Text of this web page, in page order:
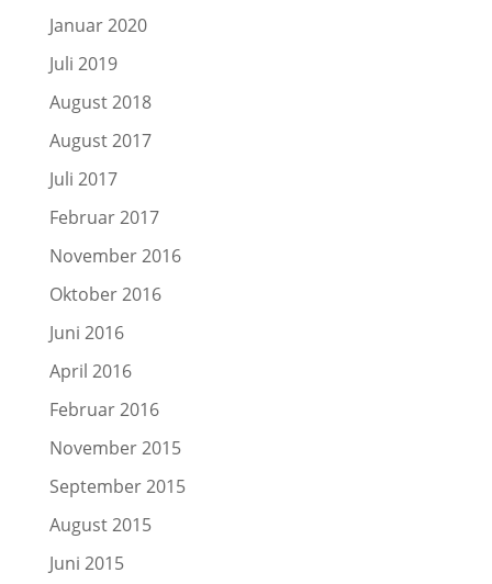
Januar 2020
Juli 2019
August 2018
August 2017
Juli 2017
Februar 2017
November 2016
Oktober 2016
Juni 2016
April 2016
Februar 2016
November 2015
September 2015
August 2015
Juni 2015